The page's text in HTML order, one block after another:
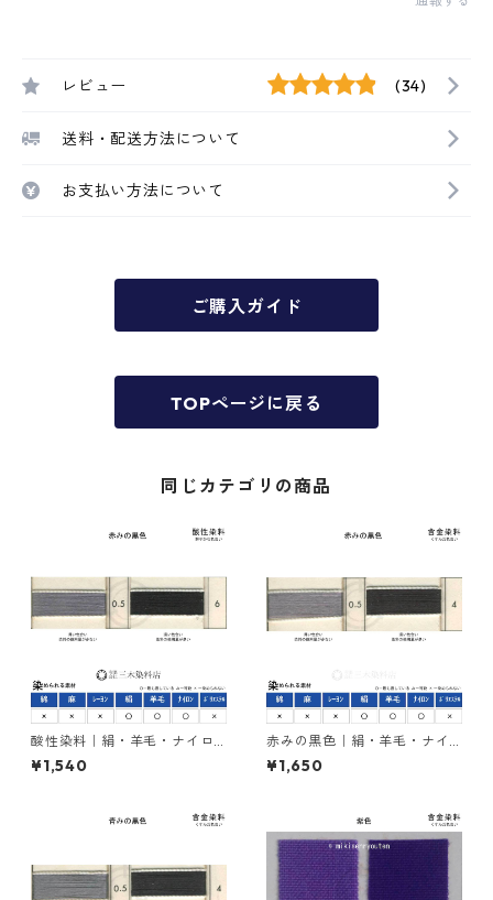
レビュー (34)
送料・配送方法について
お支払い方法について
ご購入ガイド
TOPページに戻る
同じカテゴリの商品
酸性染料｜絹・羊毛・ナイロ
ンを染める｜20g｜アシッド
ミーリングブラック2R（赤み
¥1,540
赤みの黒色｜絹・羊毛・ナイ
ロンを染める｜含金染料｜20
g｜イレミアブラックRL（赤み
¥1,650